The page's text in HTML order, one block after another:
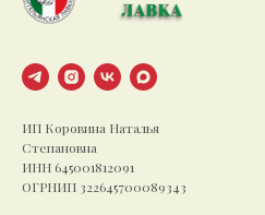
ИП Коровина Наталья
Степановна
ИНН 645001812091
ОГРНИП 322645700089343